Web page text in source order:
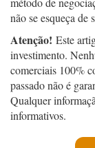
não se esqueça de
Atenção! Este
investimento.
comerciais 100%
passado não é
Qualquer
informativos.